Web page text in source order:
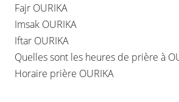
Fajr OURIKA
Imsak OURIKA
Iftar OURIKA
Quelles sont les heures de prière à
Horaire prière OURIKA